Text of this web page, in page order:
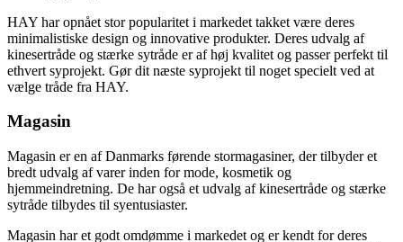
HAY har opnået stor popularitet i markedet takket være deres
minimalistiske design og innovative produkter. Deres udvalg af
kinesertråde og stærke sytråde er af høj kvalitet og passer perfekt til
ethvert syprojekt. Gør dit næste syprojekt til noget specielt ved at
vælge tråde fra HAY.
Magasin
Magasin er en af Danmarks førende stormagasiner, der tilbyder et
bredt udvalg af varer inden for mode, kosmetik og
hjemmeindretning. De har også et udvalg af kinesertråde og stærke
sytråde tilbydes til syentusiaster.
Magasin har et godt omdømme i markedet og er kendt for deres